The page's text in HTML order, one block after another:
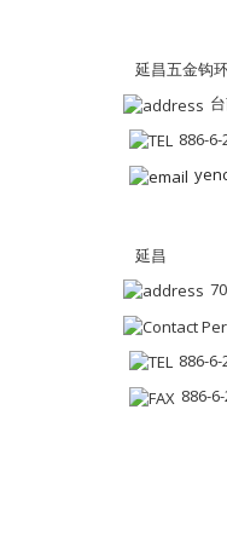
延昌五金钩
886-6-
延昌
886-6-
886-